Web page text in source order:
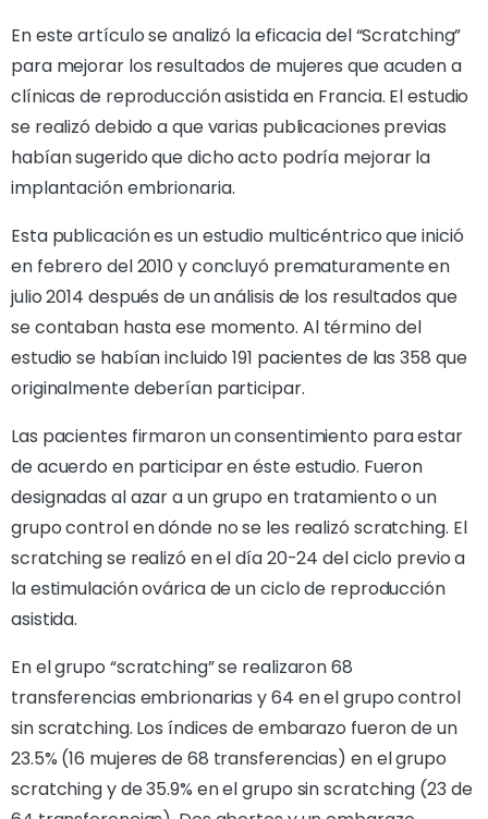
En este artículo se analizó la eficacia del “Scratching”
para mejorar los resultados de mujeres que acuden a
clínicas de reproducción asistida en Francia. El estudio
se realizó debido a que varias publicaciones previas
habían sugerido que dicho acto podría mejorar la
implantación embrionaria.
Esta publicación es un estudio multicéntrico que inició
en febrero del 2010 y concluyó prematuramente en
julio 2014 después de un análisis de los resultados que
se contaban hasta ese momento. Al término del
estudio se habían incluido 191 pacientes de las 358 que
originalmente deberían participar.
Las pacientes firmaron un consentimiento para estar
de acuerdo en participar en éste estudio. Fueron
designadas al azar a un grupo en tratamiento o un
grupo control en dónde no se les realizó scratching. El
scratching se realizó en el día 20-24 del ciclo previo a
la estimulación ovárica de un ciclo de reproducción
asistida.
En el grupo “scratching” se realizaron 68
transferencias embrionarias y 64 en el grupo control
sin scratching. Los índices de embarazo fueron de un
23.5% (16 mujeres de 68 transferencias) en el grupo
scratching y de 35.9% en el grupo sin scratching (23 de